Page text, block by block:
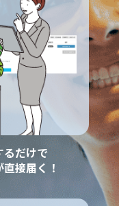
るだけで
接届く！